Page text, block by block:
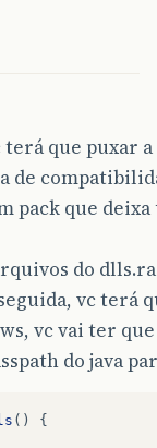
que puxar
de
pack que
do
vc terá
vc vai ter
do java
() {